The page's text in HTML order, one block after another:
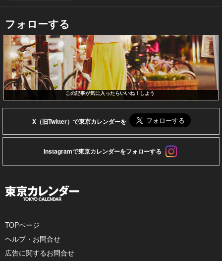
フォローする
この記事が気に入ったらいいね！しよう
X（旧Twitter）で東京カレンダーを
Instagramで東京カレンダーをフォローする
TOPページ
ヘルプ・お問合せ
広告に関するお問合せ